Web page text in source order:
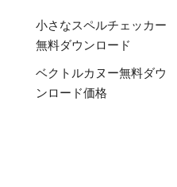
小さなスペルチェッカー
無料ダウンロード
ベクトルカヌー無料ダウ
ンロード価格